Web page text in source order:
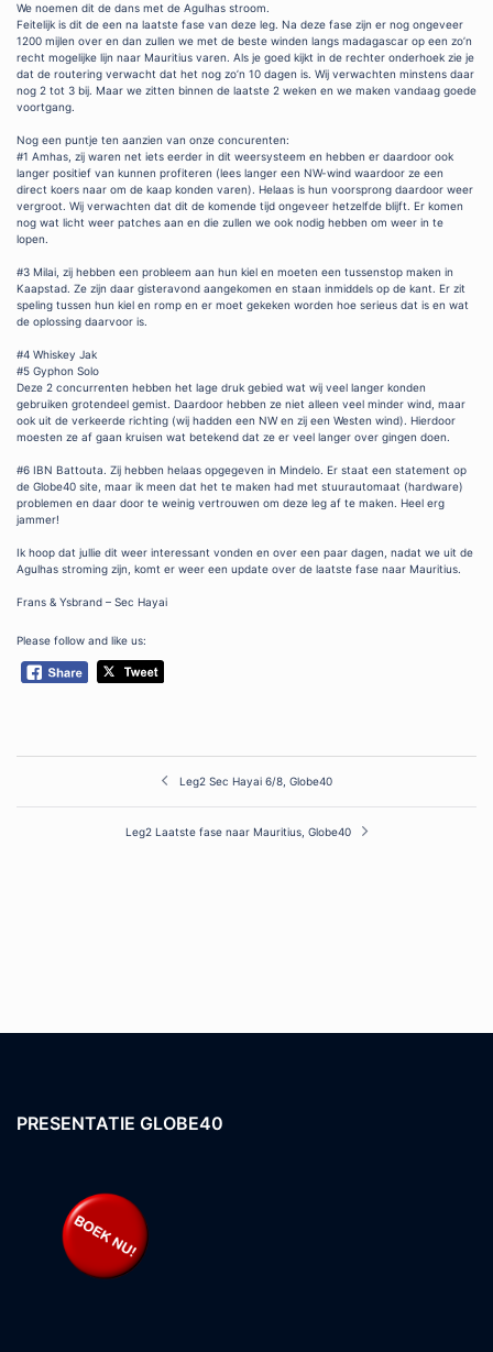
We noemen dit de dans met de Agulhas stroom.
Feitelijk is dit de een na laatste fase van deze leg. Na deze fase zijn er nog ongeveer
1200 mijlen over en dan zullen we met de beste winden langs madagascar op een zo’n
recht mogelijke lijn naar Mauritius varen. Als je goed kijkt in de rechter onderhoek zie je
dat de routering verwacht dat het nog zo’n 10 dagen is. Wij verwachten minstens daar
nog 2 tot 3 bij. Maar we zitten binnen de laatste 2 weken en we maken vandaag goede
voortgang.
Nog een puntje ten aanzien van onze concurenten:
#1 Amhas, zij waren net iets eerder in dit weersysteem en hebben er daardoor ook
langer positief van kunnen profiteren (lees langer een NW-wind waardoor ze een
direct koers naar om de kaap konden varen). Helaas is hun voorsprong daardoor weer
vergroot. Wij verwachten dat dit de komende tijd ongeveer hetzelfde blijft. Er komen
nog wat licht weer patches aan en die zullen we ook nodig hebben om weer in te
lopen.
#3 Milai, zij hebben een probleem aan hun kiel en moeten een tussenstop maken in
Kaapstad. Ze zijn daar gisteravond aangekomen en staan inmiddels op de kant. Er zit
speling tussen hun kiel en romp en er moet gekeken worden hoe serieus dat is en wat
de oplossing daarvoor is.
#4 Whiskey Jak
#5 Gyphon Solo
Deze 2 concurrenten hebben het lage druk gebied wat wij veel langer konden
gebruiken grotendeel gemist. Daardoor hebben ze niet alleen veel minder wind, maar
ook uit de verkeerde richting (wij hadden een NW en zij een Westen wind). Hierdoor
moesten ze af gaan kruisen wat betekend dat ze er veel langer over gingen doen.
#6 IBN Battouta. Zij hebben helaas opgegeven in Mindelo. Er staat een statement op
de Globe40 site, maar ik meen dat het te maken had met stuurautomaat (hardware)
problemen en daar door te weinig vertrouwen om deze leg af te maken. Heel erg
jammer!
Ik hoop dat jullie dit weer interessant vonden en over een paar dagen, nadat we uit de
Agulhas stroming zijn, komt er weer een update over de laatste fase naar Mauritius.
Frans & Ysbrand – Sec Hayai
Please follow and like us:
navigation
Leg2 Sec Hayai 6/8, Globe40
Leg2 Laatste fase naar Mauritius, Globe40
PRESENTATIE GLOBE40